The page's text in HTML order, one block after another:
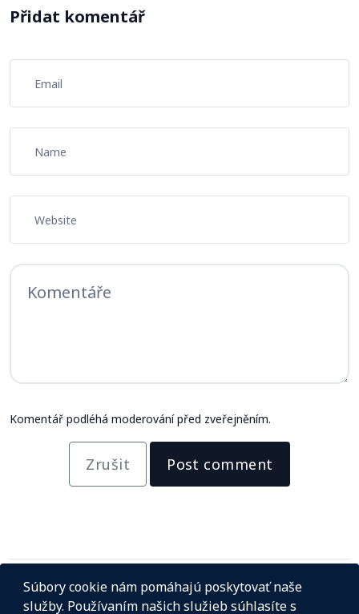
Přidat komentář
Komentář podléhá moderování před zveřejněním.
Zrušit Post comment
Súbory cookie nám pomáhajú poskytovať naše
služby. Používaním našich služieb súhlasíte s